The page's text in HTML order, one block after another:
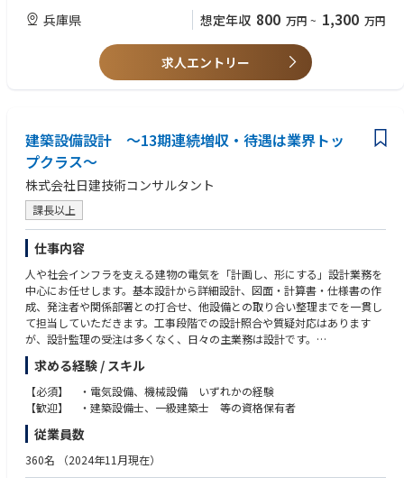
・ジュニアメンバーの育成やチームでのオープンなディスカッションを楽
■働き方
・残業時間：月20時間程度（時期や状況によって変動あり）
・現場（海上プラットフォーム等）への視察・現場確認のための訪問が発
・家族帯同での赴任も相談可。住居・教育等の生活サポートあり。
【人物像】
・物事を柔軟に考えられるフレキシビリティがある方
・開発/研究/生産部門及び外部の提携先との調整がスムーズにでき、課題
を解決していける方
・メンバーとの良好なコミュニケーションが図れ、リーダーシップをお持
兵庫県 想定年収 800 万円 ~ 1,300 万円
求人エントリー
建築設備設計 ～13期連続増収・待遇は業界トッ
プクラス～
株式会社日建技術コンサルタント
課長以上
仕事内容
人や社会インフラを支える建物の電気を「計画し、形にする」設計業務を
中心にお任せします。基本設計から詳細設計、図面・計算書・仕様書の作
成、発注者や関係部署との打合せ、他設備との取り合い整理までを一貫し
て担当していただきます。工事段階での設計照合や質疑対応はあります
が、設計監理の受注は多くなく、日々の主業務は設計です。
【担当物件】
担当領域は受変電・幹線・動力・照明・非常用電源・情報通信・防災など
の電気設備一式。空調・給排水・監視との整合を図りながら、使いやす
さ、省エネ、維持管理のしやすさを両立した計画を提案します。案件は官
案・数量算出などの実務にも関わります。現在は延べ面積1,000㎡前後の
新設・改修が主流ですが、今後はより大きな規模や難易度の高い案件にも
挑戦していきます。
求める経験 / スキル
【必須】 ・電気設備、機械設備 いずれかの経験
【歓迎】 ・建築設備士、一級建築士 等の資格保有者
従業員数
360名 （2024年11月現在）